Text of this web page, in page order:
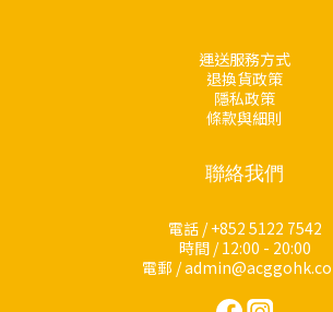
運送服務方式
退換貨政策
隱私政策
條款與細則
聯絡我們
電話 / +852 5122 7542
時間 / 12:00 - 20:00
電郵 /